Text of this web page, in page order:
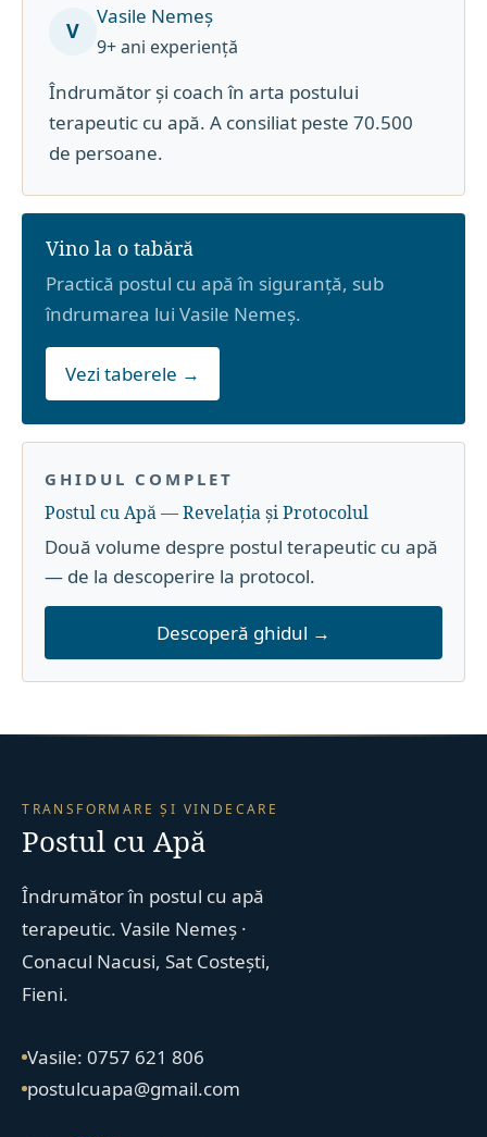
V
Vasile Nemeș
9+ ani experiență
Îndrumător și coach în arta postului
terapeutic cu apă. A consiliat peste 70.500
de persoane.
Vino la o tabără
Practică postul cu apă în siguranță, sub
îndrumarea lui Vasile Nemeș.
Vezi taberele →
GHIDUL COMPLET
Postul cu Apă — Revelația și Protocolul
Două volume despre postul terapeutic cu apă
— de la descoperire la protocol.
Descoperă ghidul →
TRANSFORMARE ȘI VINDECARE
Postul cu Apă
Îndrumător în postul cu apă
terapeutic. Vasile Nemeș ·
Conacul Nacusi, Sat Costești,
Fieni.
Vasile: 0757 621 806
postulcuapa@gmail.com